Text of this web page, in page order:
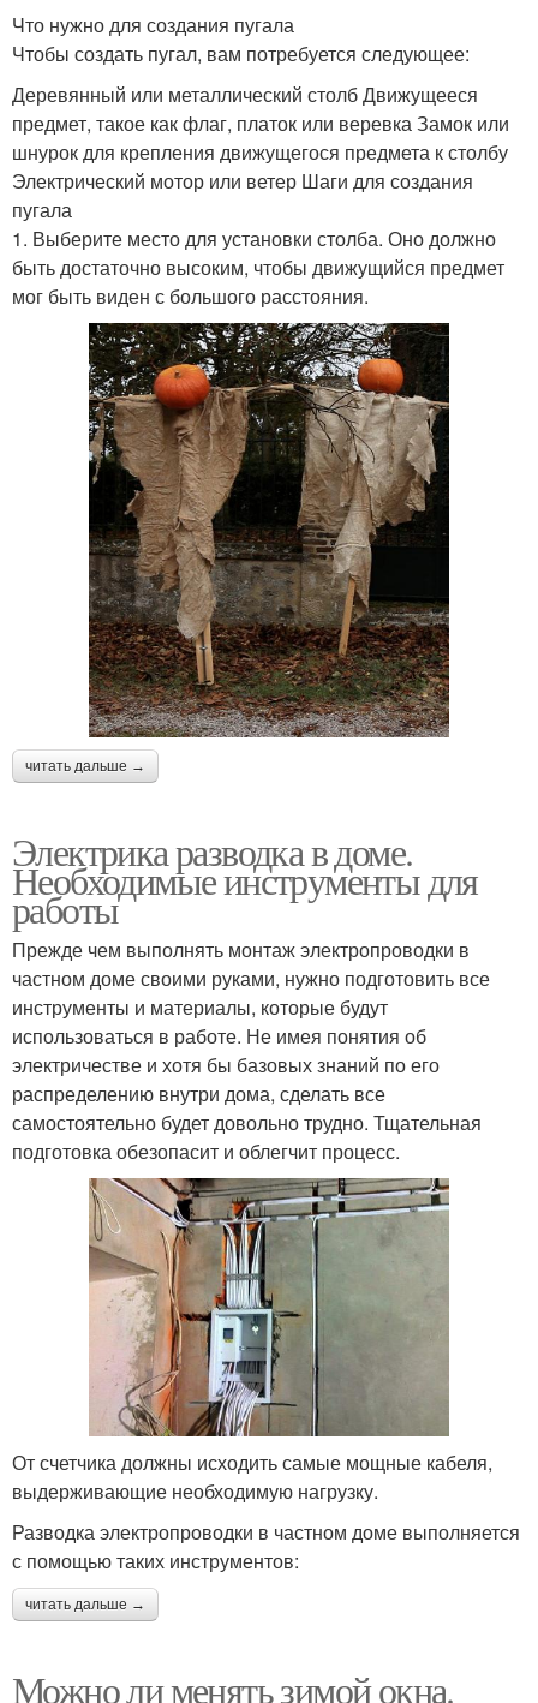
Что нужно для создания пугала
Чтобы создать пугал, вам потребуется следующее:
Деревянный или металлический столб Движущееся
предмет, такое как флаг, платок или веревка Замок или
шнурок для крепления движущегося предмета к столбу
Электрический мотор или ветер Шаги для создания
пугала
1. Выберите место для установки столба. Оно должно
быть достаточно высоким, чтобы движущийся предмет
мог быть виден с большого расстояния.
читать дальше →
Электрика разводка в доме.
Необходимые инструменты для
работы
Прежде чем выполнять монтаж электропроводки в
частном доме своими руками, нужно подготовить все
инструменты и материалы, которые будут
использоваться в работе. Не имея понятия об
электричестве и хотя бы базовых знаний по его
распределению внутри дома, сделать все
самостоятельно будет довольно трудно. Тщательная
подготовка обезопасит и облегчит процесс.
От счетчика должны исходить самые мощные кабеля,
выдерживающие необходимую нагрузку.
Разводка электропроводки в частном доме выполняется
с помощью таких инструментов:
читать дальше →
Можно ли менять зимой окна.